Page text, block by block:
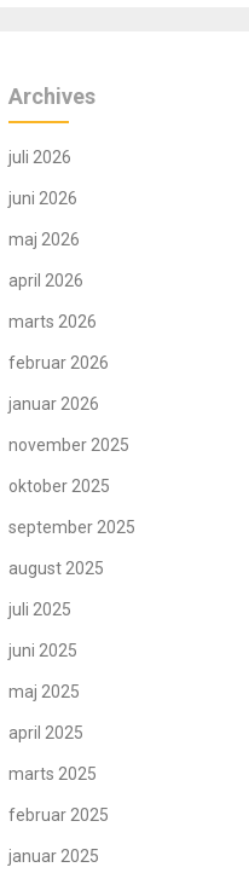
Archives
juli 2026
juni 2026
maj 2026
april 2026
marts 2026
februar 2026
januar 2026
november 2025
oktober 2025
september 2025
august 2025
juli 2025
juni 2025
maj 2025
april 2025
marts 2025
februar 2025
januar 2025